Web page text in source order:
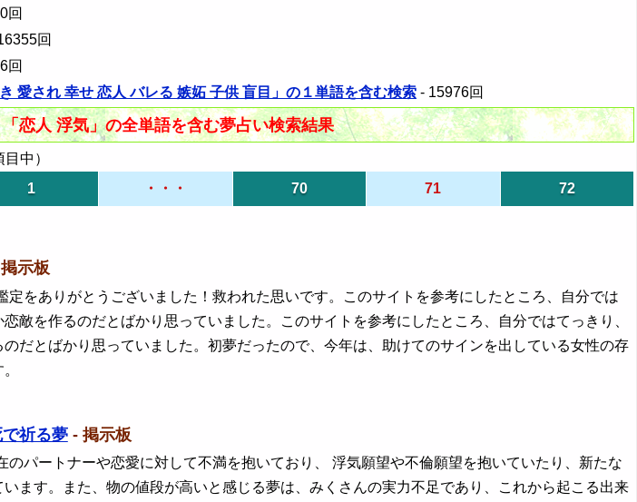
回
回
回
愛され 幸せ 恋人 バレる 嫉妬 子供 盲目」の１単語を含む検索 - 15976回
「恋人 浮気」の全単語を含む夢占い検索結果
中）
1 ・・・ 70 71 72
示板
定をありがとうございました！救われた思いです。このサイトを参考にしたところ、自分では
敵を作るのだとばかり思っていました。このサイトを参考にしたところ、自分ではてっきり、
だとばかり思っていました。初夢だったので、今年は、助けてのサインを出している女性の存
祈る夢- 掲示板
のパートナーや恋愛に対して不満を抱いており、 浮気願望や不倫願望を抱いていたり、新たな
ます。また、物の値段が高いと感じる夢は、みくさんの実力不足であり、これから起こる出来